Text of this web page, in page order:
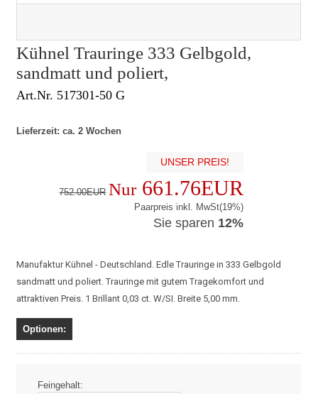
Kühnel Trauringe 333 Gelbgold,
sandmatt und poliert,
Art.Nr. 517301-50 G
Lieferzeit: ca. 2 Wochen
UNSER PREIS!
752.00EUR Nur661.76EUR
Paarpreis inkl. MwSt(19%)
Sie sparen 12%
Manufaktur Kühnel - Deutschland. Edle Trauringe in 333 Gelbgold
sandmatt und poliert. Trauringe mit gutem Tragekomfort und
attraktiven Preis. 1 Brillant 0,03 ct. W/SI. Breite 5,00 mm.
Optionen:
Feingehalt: